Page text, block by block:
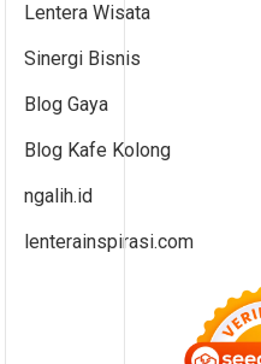
Lentera Wisata
Sinergi Bisnis
Blog Gaya
Blog Kafe Kolong
ngalih.id
lenterainspirasi.com